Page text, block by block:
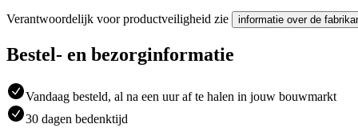
Verantwoordelijk voor productveiligheid zie informatie over de
Bestel- en bezorginformatie
Vandaag besteld, al na een uur af te halen in jouw bouwmarkt
30 dagen bedenktijd